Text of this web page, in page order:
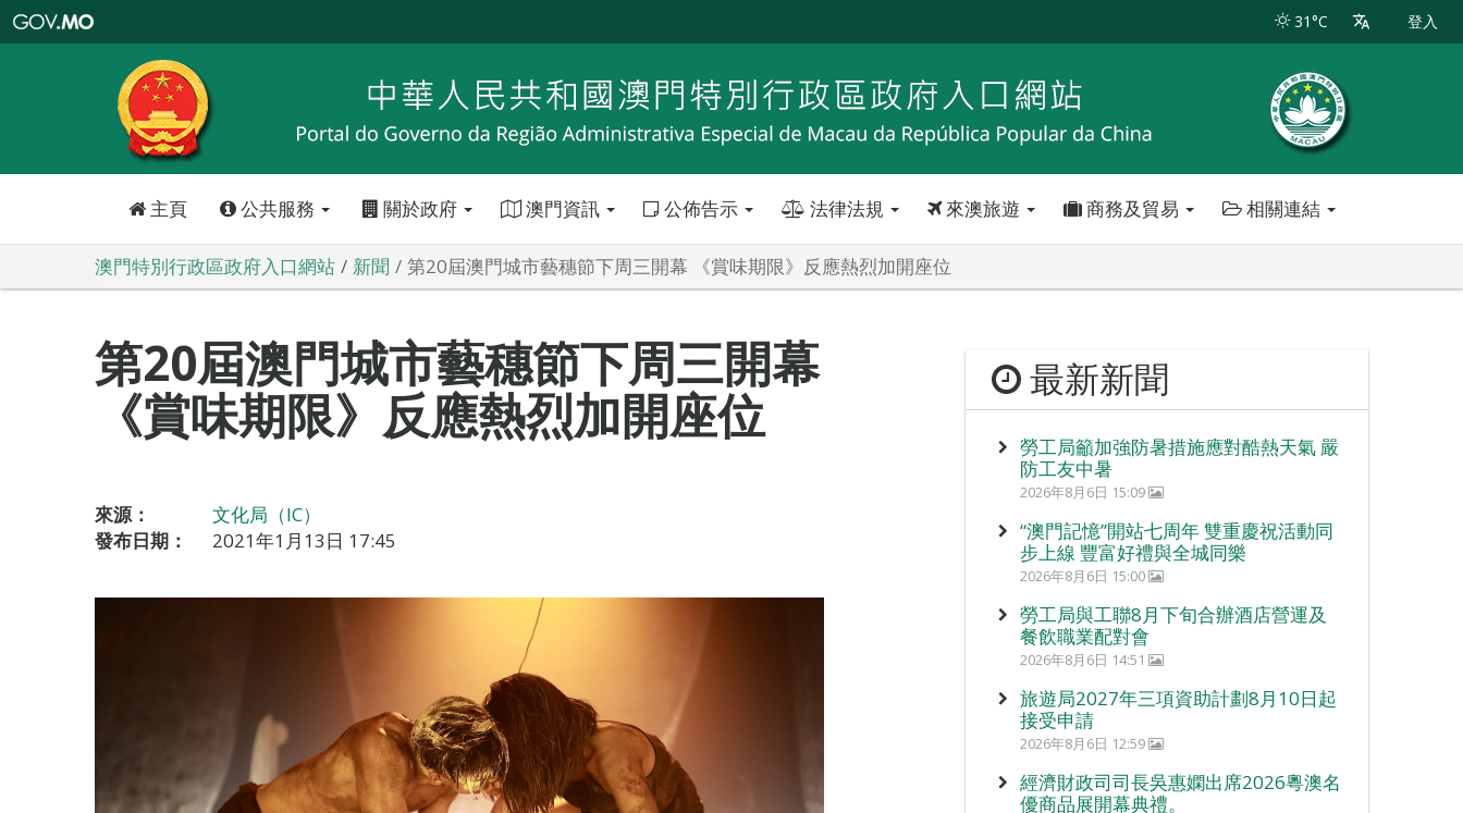
特
政
區
政
口
31°C 登入
主頁 公共服務 關於政府 澳門資訊 公佈告示 法律法規 來澳旅遊 商務及貿易 相關連結
澳門特別行政區政府入口網站 新聞 第20屆澳門城市藝穗節下周三開幕 《賞味期限》反應熱烈加開座位
第20屆澳門城市藝穗節下周三開幕
《賞味期限》反應熱烈加開座位
來源：
文化局（IC）
發布日期：
2021年1月13日 17:45
最新新聞
勞工局籲加強防暑措施應對酷熱天氣 嚴
防工友中暑
2026年8月6日 15:09
“澳門記憶”開站七周年 雙重慶祝活動同
步上線 豐富好禮與全城同樂
2026年8月6日 15:00
勞工局與工聯8月下旬合辦酒店營運及
餐飲職業配對會
2026年8月6日 14:51
旅遊局2027年三項資助計劃8月10日起
接受申請
2026年8月6日 12:59
經濟財政司司長吳惠嫻出席2026粵澳名
優商品展開幕典禮。